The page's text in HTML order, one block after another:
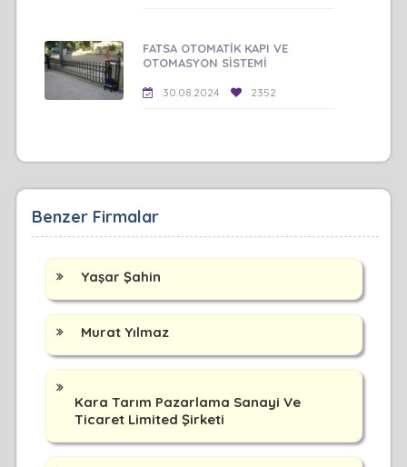
FATSA OTOMATİK KAPI VE
OTOMASYON SİSTEMİ
30.08.2024 2352
Benzer Firmalar
Yaşar Şahin
Murat Yılmaz
Kara Tarım Pazarlama Sanayi Ve
Ticaret Limited Şirketi